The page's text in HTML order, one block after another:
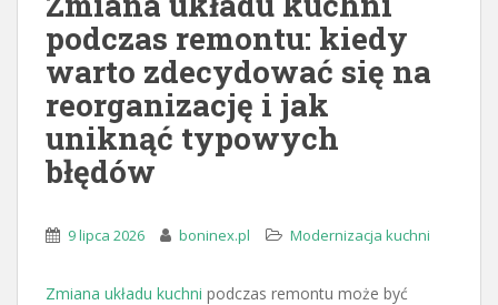
podczas remontu: kiedy
warto zdecydować się na
reorganizację i jak
uniknąć typowych
błędów
9 lipca 2026 boninex.pl Modernizacja kuchni
Zmiana układu kuchni podczas remontu może być